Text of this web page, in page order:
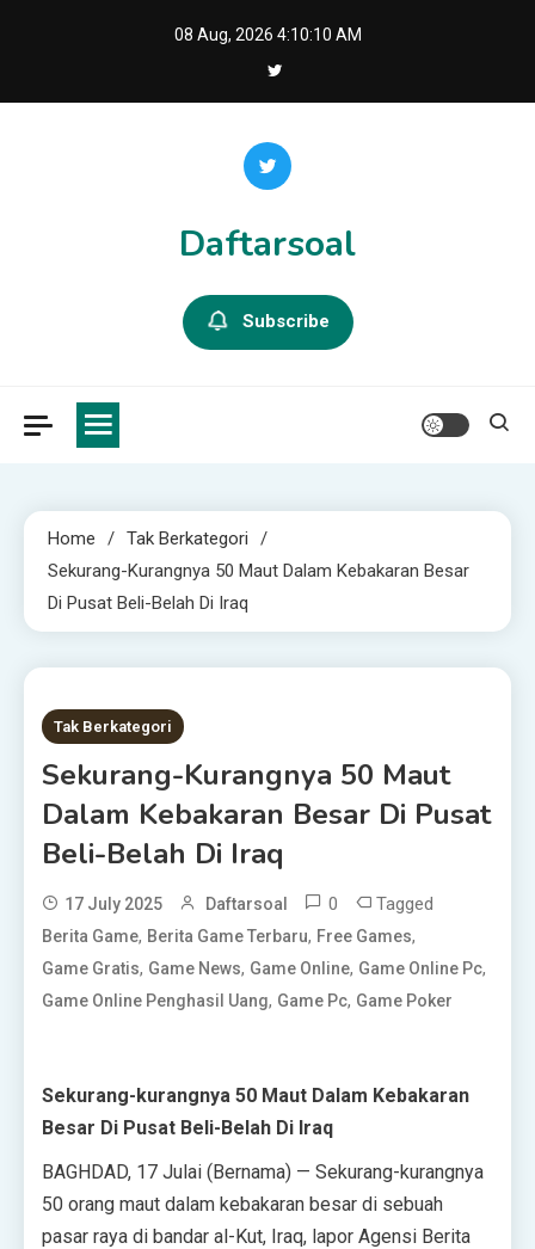
08 Aug, 2026 4:10:11 AM
Daftarsoal
Subscribe
Home
Tak Berkategori
Sekurang-Kurangnya 50 Maut Dalam Kebakaran Besar
Di Pusat Beli-Belah Di Iraq
1 MIN READ
Tak Berkategori
Sekurang-Kurangnya 50 Maut
Dalam Kebakaran Besar Di Pusat
Beli-Belah Di Iraq
17 July 2025 Daftarsoal 0 Tagged
Berita Game, Berita Game Terbaru, Free Games,
Game Gratis, Game News, Game Online, Game Online Pc,
Game Online Penghasil Uang, Game Pc, Game Poker
Sekurang-kurangnya 50 Maut Dalam Kebakaran
Besar Di Pusat Beli-Belah Di Iraq
BAGHDAD, 17 Julai (Bernama) — Sekurang-kurangnya
50 orang maut dalam kebakaran besar di sebuah
pasar raya di bandar al-Kut, Iraq, lapor Agensi Berita